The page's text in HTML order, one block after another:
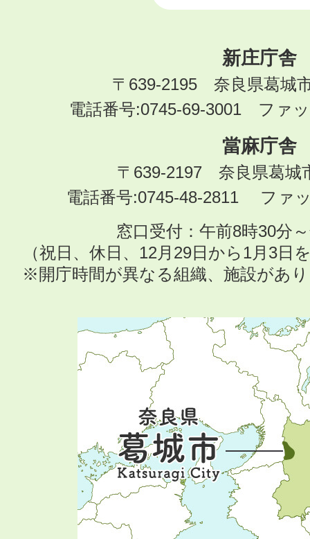
新庄庁舎
〒639-2195 奈良県葛城
電話番号:0745-69-3001 ファ
當麻庁舎
〒639-2197 奈良県葛城
電話番号:0745-48-2811 ファ
窓口受付：午前8時30分
（祝日、休日、12月29日から1月3日
※開庁時間が異なる組織、施設があ